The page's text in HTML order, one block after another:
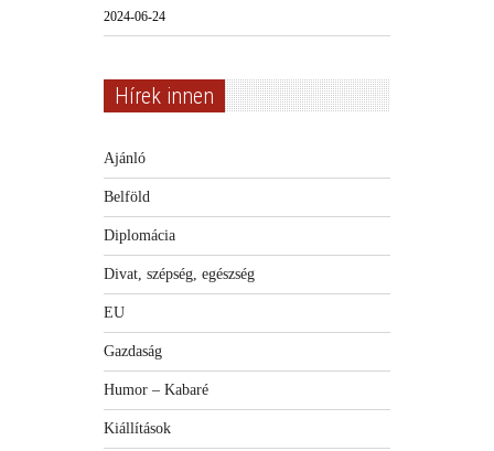
2024-06-24
Hírek innen
Ajánló
Belföld
Diplomácia
Divat, szépség, egészség
EU
Gazdaság
Humor – Kabaré
Kiállítások